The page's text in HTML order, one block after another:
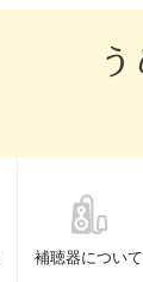
補聴器について